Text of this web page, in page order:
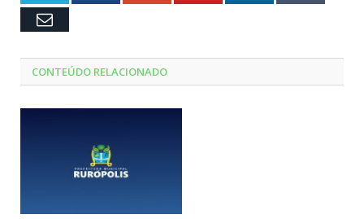
Email
CONTEÚDO RELACIONADO